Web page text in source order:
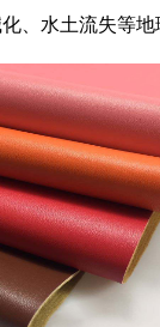
、水土流失等